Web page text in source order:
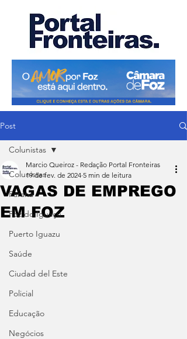
Post
Colunistas
Paraná
Foz do Iguaçu
Puerto Iguazu
Saúde
Ciudad del Este
Policial
Educação
Negócios
Colunistas
VAGAS DE EMPREGO
EM FOZ
Marcio Queiroz - Redação Portal Fronteiras
19 de fev. de 2024 5 min de leitura